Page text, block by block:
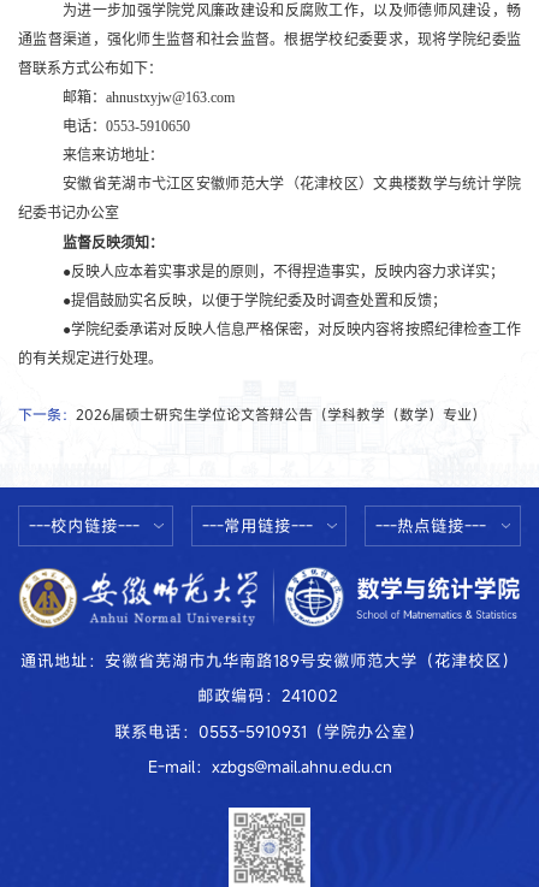
为进一步加强学院党风廉政建设和反腐败工作，以及师德师风建设，畅
通监督渠道，强化师生监督和社会监督。根据学校纪委要求，现将学院纪委监
督联系方式公布如下：
邮箱： ahnustxyjw@163.com
电话： 0553-5910650
来信来访地址：
安徽省芜湖市弋江区安徽师范大学（花津校区）文典楼数学与统计学院
纪委书记办公室
监督反映须知：
●反映人应本着实事求是的原则，不得捏造事实，反映内容力求详实；
●提倡鼓励实名反映，以便于学院纪委及时调查处置和反馈；
●学院纪委承诺对反映人信息严格保密，对反映内容将按照纪律检查工作
的有关规定进行处理。
下一条： 2026届硕士研究生学位论文答辩公告（学科教学（数学）专业）
---校内链接--- ---常用链接--- ---热点链接---
通讯地址：安徽省芜湖市九华南路189号安徽师范大学（花津校区）
邮政编码：241002
联系电话：0553-5910931（学院办公室）
E-mail：xzbgs@mail.ahnu.edu.cn